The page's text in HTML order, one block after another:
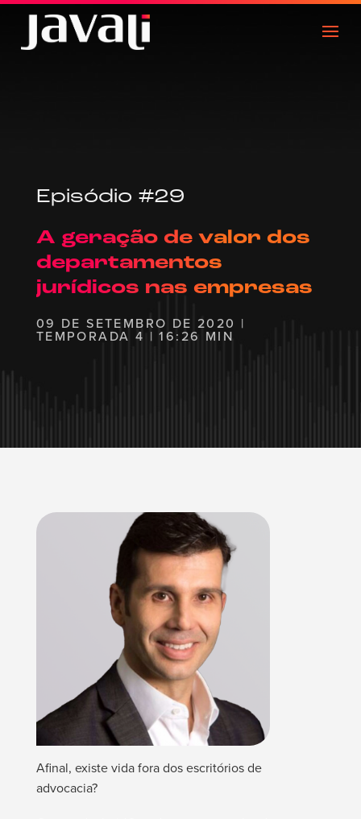
Episódio #29
A geração de valor dos
departamentos
jurídicos nas empresas
09 DE SETEMBRO DE 2020 |
TEMPORADA 4 | 16:26 MIN
Afinal, existe vida fora dos escritórios de
advocacia?